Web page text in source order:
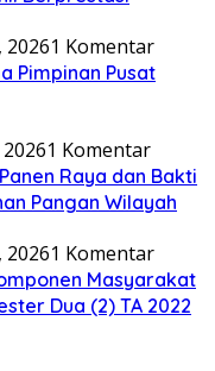
20261 Komentar
Pimpinan Pusat
1 Komentar
Raya dan Bakti
Pangan Wilayah
20261 Komentar
Masyarakat
Dua (2) TA 2022